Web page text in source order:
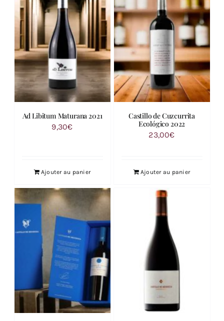
Ad Libitum Maturana 2021
9,30€
Ajouter au panier
Castillo de Cuzcurrita
Ecológico 2022
23,00€
Ajouter au panier